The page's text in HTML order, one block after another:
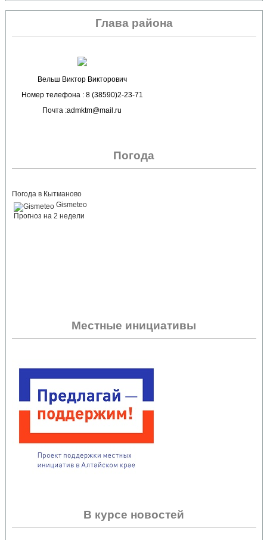
Глава района
Вельш Виктор Викторович
Номер телефона : 8 (38590)2-23-71
Почта :admktm@mail.ru
Погода
Погода в Кытманово
Gismeteo
Прогноз на 2 недели
Местные инициативы
В курсе новостей